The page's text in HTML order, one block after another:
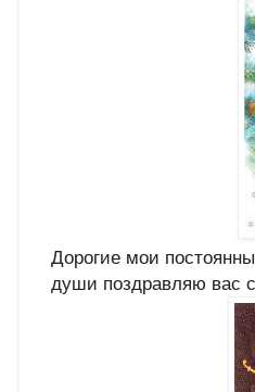
Дорогие мои
души поздравляю вас